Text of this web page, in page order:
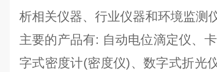
析相关仪器、行业仪器和环境监测
主要的产品有: 自动电位滴定仪、
字式密度计(密度仪)、数字式折光